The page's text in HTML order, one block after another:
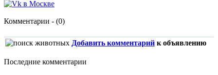
Комментарии - (0)
Добавить комментарий к объявлению
Последние комментарии